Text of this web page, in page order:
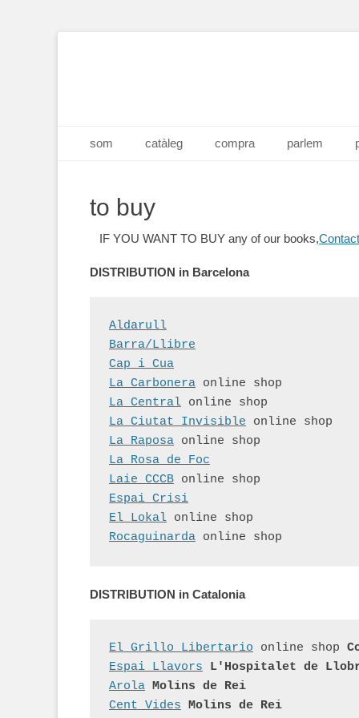
Menú principal
som catàleg compra parlem
to buy
IF YOU WANT TO BUY any of our books,
DISTRIBUTION in Barcelona
Aldarull
Barra/Llibre
Cap i Cua
La Carbonera online shop
La Central online shop
La Ciutat Invisible online shop
La Raposa online shop
La Rosa de Foc
Laie CCCB online shop
Espai Crisi
El Lokal online shop
Rocaguinarda online shop
DISTRIBUTION in Catalonia
El Grillo Libertario online shop
Espai Llavors L'Hospitalet de
Arola Molins de Rei
Cent Vides Molins de Rei